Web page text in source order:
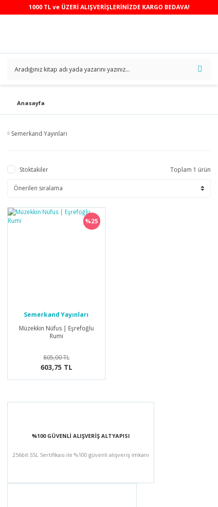
1000 TL ve ÜZERİ ALIŞVERİŞLERİNİZDE KARGO BEDAVA!
Anasayfa
Semerkand Yayınları
Stoktakiler Toplam 1 ürün
%25
Semerkand Yayınları
Müzekkin Nüfus | Eşrefoğlu
Rumi
805,00 TL
603,75 TL
%100 GÜVENLİ ALIŞVERİŞ ALTYAPISI
256bit SSL Sertifikası ile %100 güvenli alışveriş imkanı